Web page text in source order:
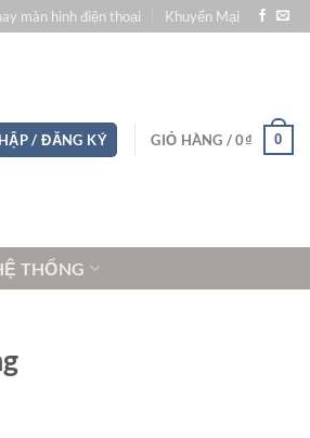
màn hình điện thoại Khuyến Mại
/ ĐĂNG KÝ GIỎ HÀNG /0₫ 0
THỐNG